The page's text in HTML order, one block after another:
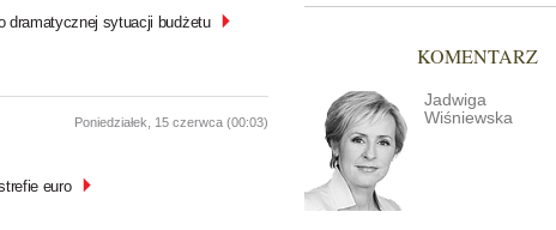
dramatycznej sytuacji budżetu
Poniedziałek, 15 czerwca (00:03)
euro
KOMENTARZ
Jadwiga
Wiśniewska